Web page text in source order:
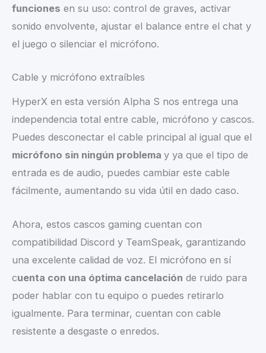
funciones en su uso: control de graves, activar
sonido envolvente, ajustar el balance entre el chat y
el juego o silenciar el micrófono.
Cable y micrófono extraíbles
HyperX en esta versión Alpha S nos entrega una
independencia total entre cable, micrófono y cascos.
Puedes desconectar el cable principal al igual que el
micrófono sin ningún problema y ya que el tipo de
entrada es de audio, puedes cambiar este cable
fácilmente, aumentando su vida útil en dado caso.
Ahora, estos cascos gaming cuentan con
compatibilidad Discord y TeamSpeak, garantizando
una excelente calidad de voz. El micrófono en sí
cuenta con una óptima cancelación de ruido para
poder hablar con tu equipo o puedes retirarlo
igualmente. Para terminar, cuentan con cable
resistente a desgaste o enredos.